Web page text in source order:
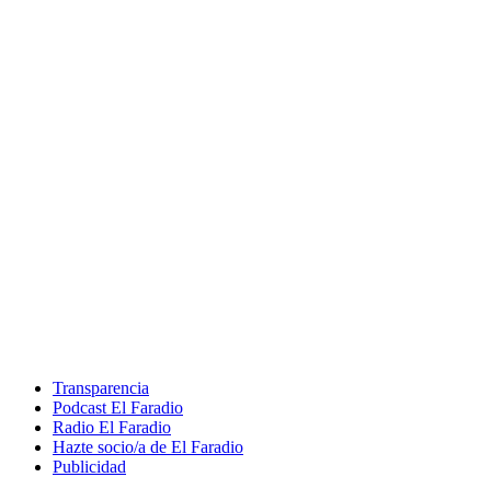
Transparencia
Podcast El Faradio
Radio El Faradio
Hazte socio/a de El Faradio
Publicidad